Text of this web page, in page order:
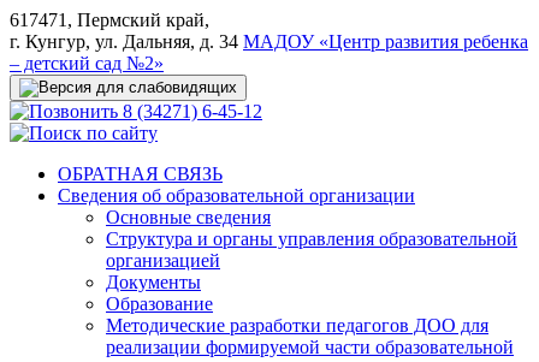
617471, Пермский край,
г. Кунгур, ул. Дальняя, д. 34 МАДОУ «Центр развития ребенка
– детский сад №2»
8 (34271) 6-45-12
ОБРАТНАЯ СВЯЗЬ
Сведения об образовательной организации
Основные сведения
Структура и органы управления образовательной
организацией
Документы
Образование
Методические разработки педагогов ДОО для
реализации формируемой части образовательной